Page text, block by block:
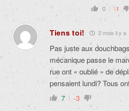
0 -1
Tiens toi! 2 mois il y a
Pas juste aux
mécanique passe le
rue ont « oublié » de
pensaient lundi? Tous
7 -3